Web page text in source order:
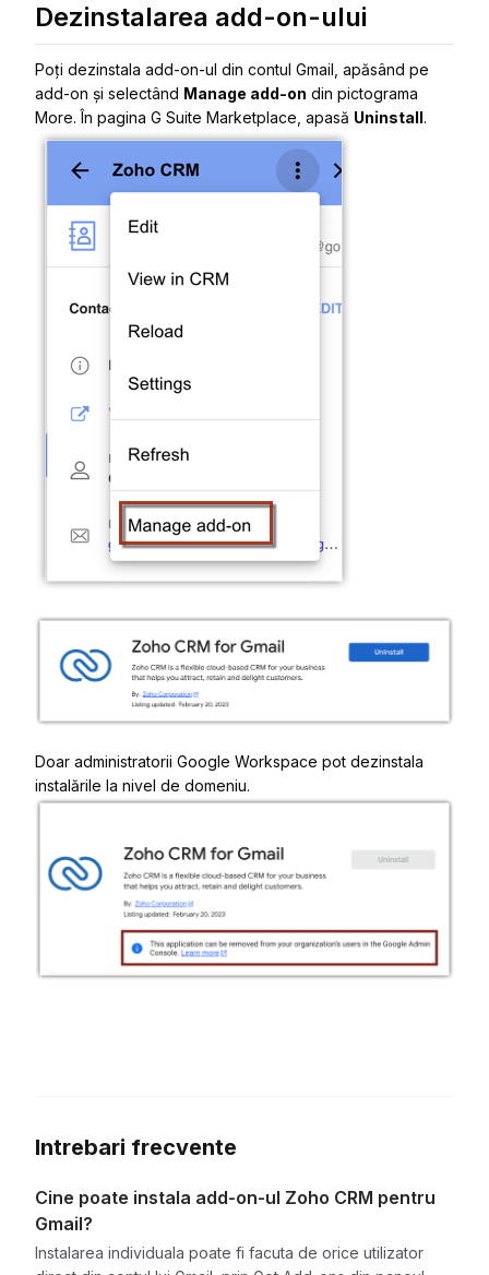
Dezinstalarea add-on-ului
Poți dezinstala add-on-ul din contul Gmail, apăsând pe
add-on și selectând Manage add-on din pictograma
More. În pagina G Suite Marketplace , apasă Uninstall.
Doar administratorii Google Workspace pot dezinstala
instalările la nivel de domeniu.
Intrebari frecvente
Cine poate instala add-on-ul Zoho CRM pentru
Gmail?
Instalarea individuala poate fi facuta de orice utilizator